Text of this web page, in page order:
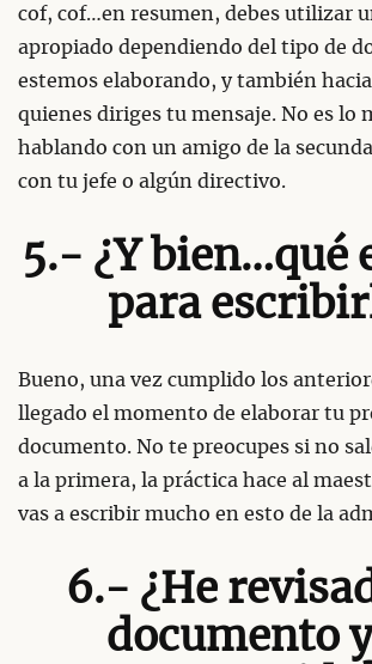
cof, cof…en resumen, debes utilizar
apropiado dependiendo del tipo de
estemos elaborando, y también
quienes diriges tu mensaje. No es lo
hablando con un amigo de la
con tu jefe o algún directivo.
5.- ¿Y bien…qué
para
Bueno, una vez cumplido los
llegado el momento de elaborar tu
documento. No te preocupes si no
a la primera, la práctica hace al
vas a escribir mucho en esto de la
6.- ¿He
documento